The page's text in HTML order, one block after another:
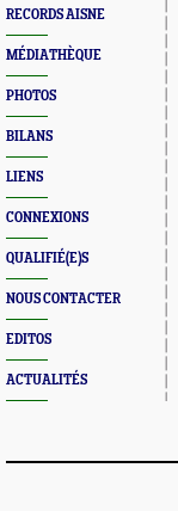
RECORDS AISNE
MÉDIATHÈQUE
PHOTOS
BILANS
LIENS
CONNEXIONS
QUALIFIÉ(E)S
NOUS CONTACTER
EDITOS
ACTUALITÉS